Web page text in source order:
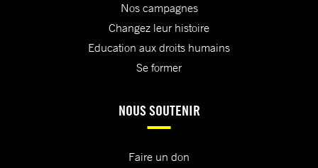
Nos campagnes
Changez leur histoire
Education aux droits humains
Se former
NOUS SOUTENIR
Faire un don